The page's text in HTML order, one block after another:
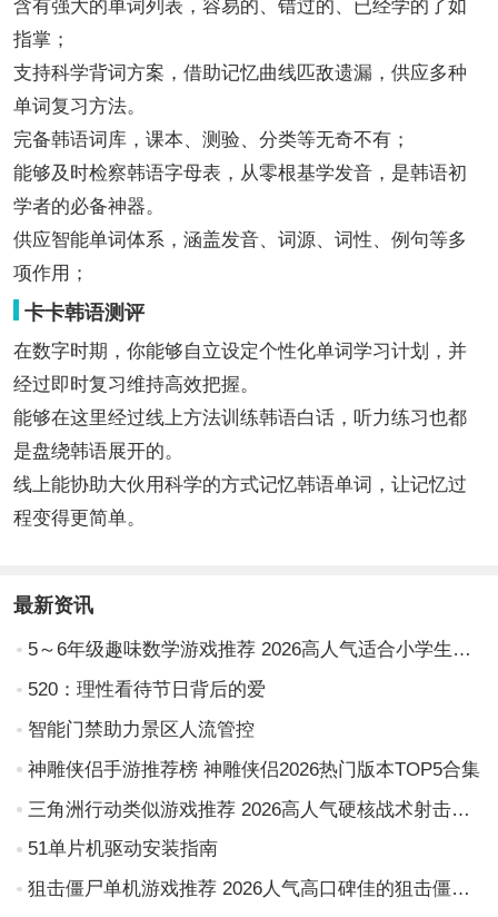
含有强大的单词列表，容易的、错过的、已经学的了如
指掌；
支持科学背词方案，借助记忆曲线匹敌遗漏，供应多种
单词复习方法。
完备韩语词库，课本、测验、分类等无奇不有；
能够及时检察韩语字母表，从零根基学发音，是韩语初
学者的必备神器。
供应智能单词体系，涵盖发音、词源、词性、例句等多
项作用；
卡卡韩语测评
在数字时期，你能够自立设定个性化单词学习计划，并
经过即时复习维持高效把握。
能够在这里经过线上方法训练韩语白话，听力练习也都
是盘绕韩语展开的。
线上能协助大伙用科学的方式记忆韩语单词，让记忆过
程变得更简单。
最新资讯
5～6年级趣味数学游戏推荐 2026高人气适合小学生的数学益智手游合集
520：理性看待节日背后的爱
智能门禁助力景区人流管控
神雕侠侣手游推荐榜 神雕侠侣2026热门版本TOP5合集
三角洲行动类似游戏推荐 2026高人气硬核战术射击手游TOP榜单
51单片机驱动安装指南
狙击僵尸单机游戏推荐 2026人气高口碑佳的狙击僵尸单机游戏排行榜